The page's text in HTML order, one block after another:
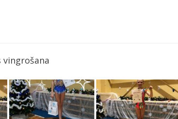
vingrošana